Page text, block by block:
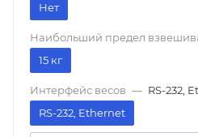
Нет
Наибольший предел
15 кг
Интерфейс весов — RS-232,
RS-232, Ethernet